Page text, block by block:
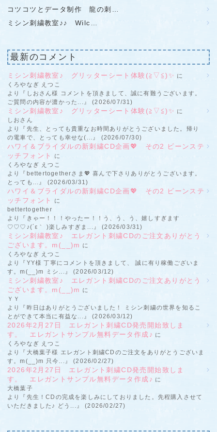
コツコツとデータ制作 龍の刺…
ミシン刺繍教室♪♪ Wilc…
最新のコメント
ミシン刺繍教室♪ グリッターシート体験(≧▽≦)✨ に
くろやなぎ えつこ
より『しおさん様 コメントを頂きまして、誠に有難うございます。
ご質問の内容が濃かった...』 (2026/07/31)
ミシン刺繍教室♪ グリッターシート体験(≧▽≦)✨ に
しおさん
より『先生、とっても貴重なお時間ありがとうございました。帰り
の電車で、とっても幸せな(...』 (2026/07/30)
ハワイ＆ブライダルの新刺繍CD企画💖 その2 ビーンステ
ッチフォント
に
くろやなぎ えつこ
より『bettertogetherさま💖 喜んで下さりありがとうございます。
とっても...』 (2026/03/31)
ハワイ＆ブライダルの新刺繍CD企画💖 その2 ビーンステ
ッチフォント
に
bettertogether
より『きゃー！！！やったー！！う、う、う、嬉しすぎます
♡♡♡♪(´ε｀ )楽しみすぎま...』 (2026/03/31)
ミシン刺繍教室♪ エレガント刺繍CDのご注文ありがとう
ございます。m(__)m に
くろやなぎ えつこ
より『YY様 丁寧にコメントを頂きまして、 誠に有り稼働ございま
す。m(__)m ミシ...』 (2026/03/12)
ミシン刺繍教室♪ エレガント刺繍CDのご注文ありがとう
ございます。m(__)m に
ＹＹ
より『昨日はありがとうございました！ ミシン刺繍の世界を知るこ
とができて本当に有益な...』 (2026/03/12)
2026年2月27日 エレガント刺繍CD発売開始致しま
す。 エレガントサンプル無料データ作成♪ に
くろやなぎ えつこ
より『大橋葉子様 エレガント刺繍CDのご注文をありがとうございま
す。m(__)m 只今...』 (2026/02/27)
2026年2月27日 エレガント刺繍CD発売開始致しま
す。 エレガントサンプル無料データ作成♪ に
大橋葉子
より『先生！CDの完成を楽しみにしておりました。先程購入させて
いただきました♪ どう...』 (2026/02/27)